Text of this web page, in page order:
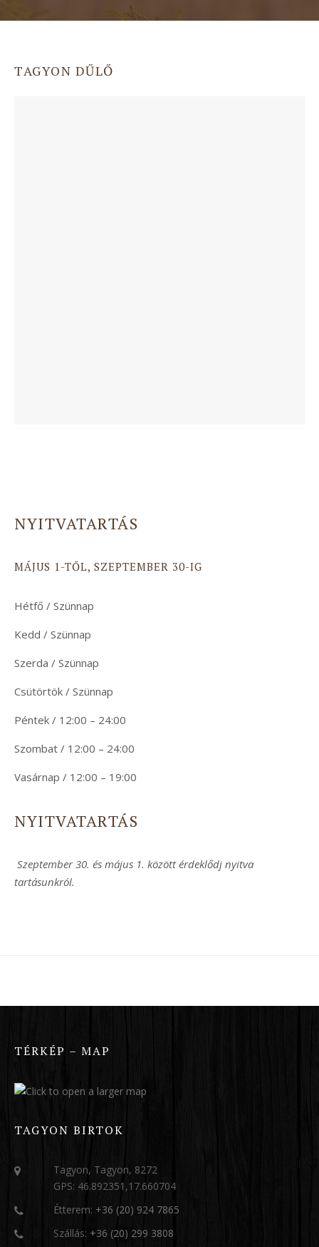
TAGYON DŰLŐ
NYITVATARTÁS
MÁJUS 1-TŐL, SZEPTEMBER 30-IG
Hétfő / Szünnap
Kedd / Szünnap
Szerda / Szünnap
Csütörtök / Szünnap
Péntek / 12:00 – 24:00
Szombat / 12:00 – 24:00
Vasárnap / 12:00 – 19:00
NYITVATARTÁS
Szeptember 30. és május 1. között érdeklődj nyitva
tartásunkról.
TÉRKÉP – MAP
TAGYON BIRTOK
Tagyon, Tagyon, 8272
GPS: 46.892351,17.660704
Étterem: +36 (20) 924 7865
Szállás: +36 (20) 299 3808